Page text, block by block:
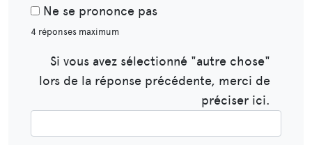
Ne se prononce pas
4 réponses maximum
Si vous avez sélectionné "autre chose"
lors de la réponse précédente, merci de
préciser ici.​​​​​​​​​​